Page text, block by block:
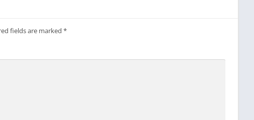
fields are marked *